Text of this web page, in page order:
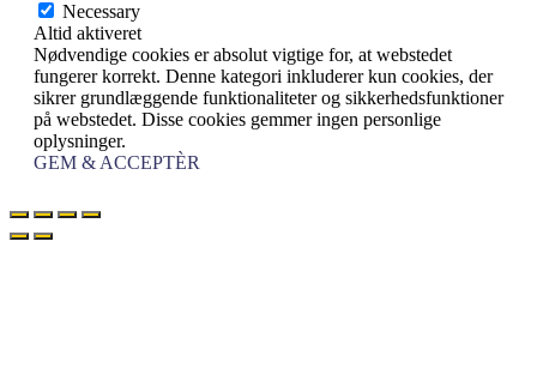
Necessary
Altid aktiveret
Nødvendige cookies er absolut vigtige for, at webstedet
fungerer korrekt. Denne kategori inkluderer kun cookies, der
sikrer grundlæggende funktionaliteter og sikkerhedsfunktioner
på webstedet. Disse cookies gemmer ingen personlige
oplysninger.
GEM & ACCEPTÈR